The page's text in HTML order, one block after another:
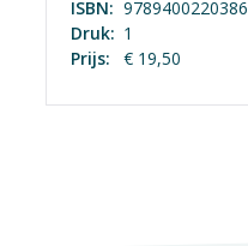
ISBN: 9789400220386
Druk: 1
Prijs:
€ 19,50